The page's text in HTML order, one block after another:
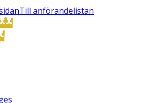
Till anförandelistan